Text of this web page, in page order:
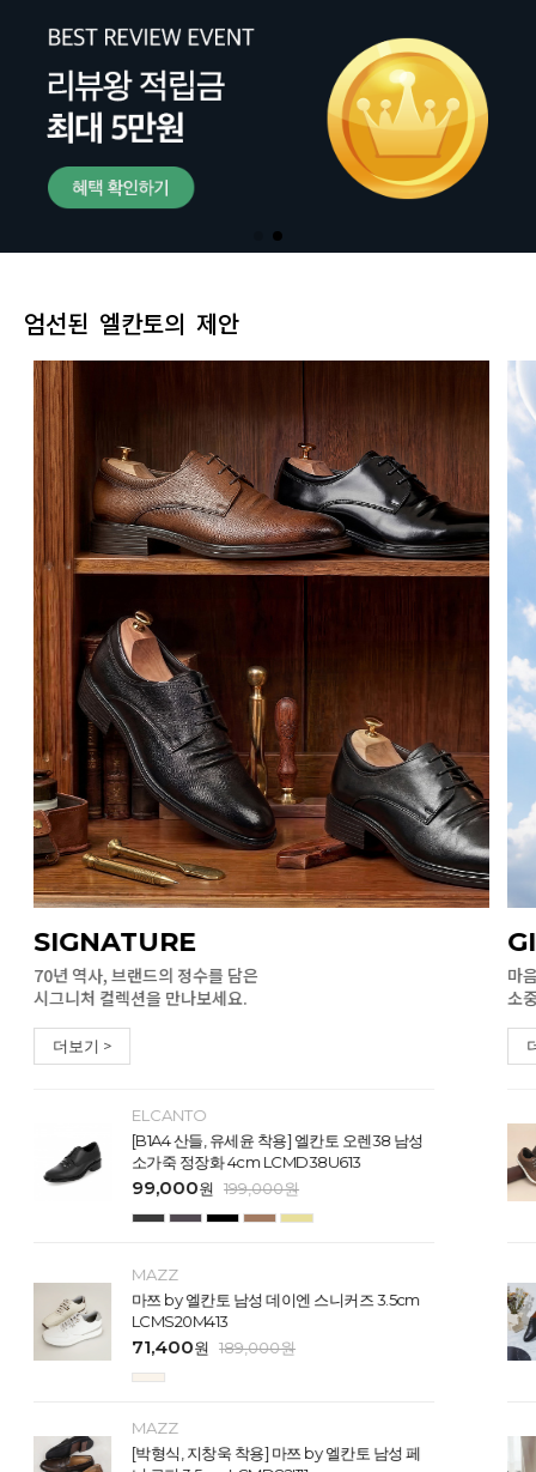
엄선된 엘칸토의 제안
SIGNATURE
70년 역사, 브랜드의 정수를 담은
시그니처 컬렉션을 만나보세요.
더보기 >
ELCANTO
[B1A4 산들, 유세윤 착용] 엘칸토 오렌38 남성
소가죽 정장화 4cm LCMD38U613
99,000원 199,000원
MAZZ
마쯔 by 엘칸토 남성 데이엔 스니커즈 3.5cm
LCMS20M413
71,400원 189,000원
MAZZ
[박형식, 지창욱 착용] 마쯔 by 엘칸토 남성 페
마
소